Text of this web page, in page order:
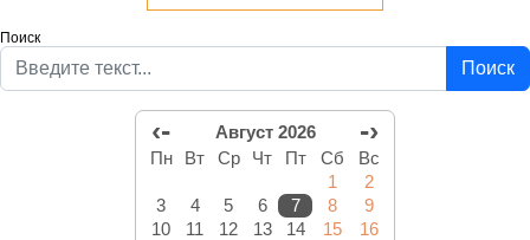
Поиск
Поиск
‹- Август 2026 -›
Пн Вт Ср Чт Пт Сб
Вс
1
2
3
4 5 6 7 8
9
10
11 12 13 14 15
16